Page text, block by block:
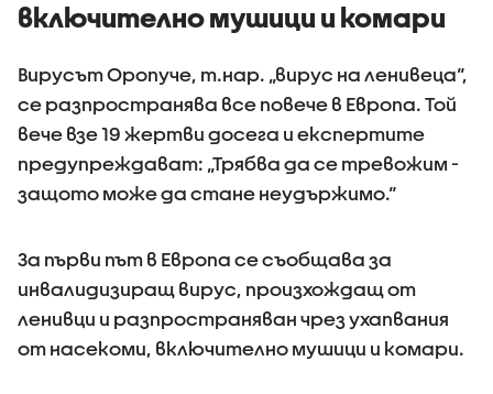
включително мушици и комари
Вирусът Оропуче, т.нар. „вирус на ленивеца“,
се разпространява все повече в Европа. Той
вече взе 19 жертви досега и експертите
предупреждават: „Трябва да се тревожим -
защото може да стане неудържимо.“
За първи път в Европа се съобщава за
инвалидизиращ вирус, произхождащ от
ленивци и разпространяван чрез ухапвания
от насекоми, включително мушици и комари.